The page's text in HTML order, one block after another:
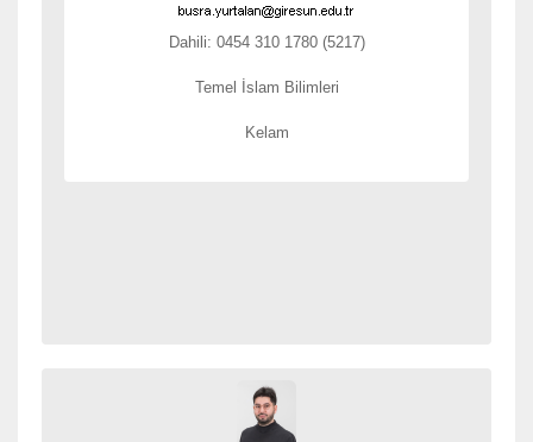
Dahili: 0454 310 1780 (5217)
Temel İslam Bilimleri
Kelam